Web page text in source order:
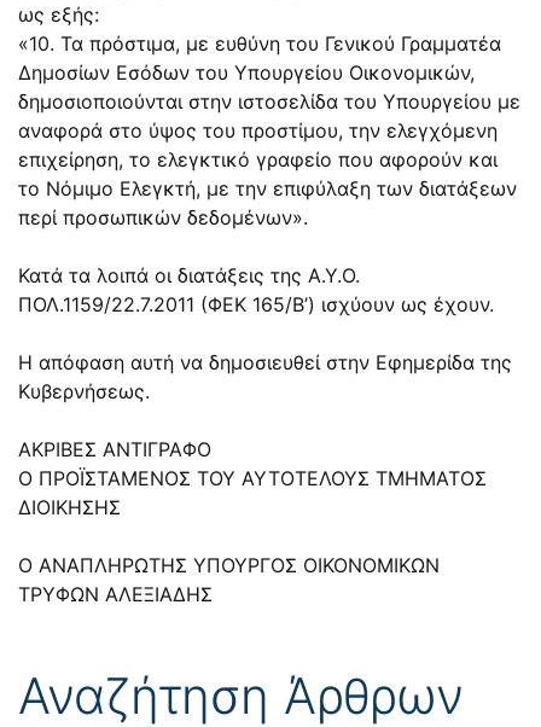
ως εξής:
«10. Τα πρόστιμα, με ευθύνη του Γενικού Γραμματέα
Δημοσίων Εσόδων του Υπουργείου Οικονομικών,
δημοσιοποιούνται στην ιστοσελίδα του Υπουργείου με
αναφορά στο ύψος του προστίμου, την ελεγχόμενη
επιχείρηση, το ελεγκτικό γραφείο που αφορούν και
το Νόμιμο Ελεγκτή, με την επιφύλαξη των διατάξεων
περί προσωπικών δεδομένων».
Κατά τα λοιπά οι διατάξεις της Α.Υ.Ο.
ΠΟΛ.1159/22.7.2011 (ΦΕΚ 165/Β’) ισχύουν ως έχουν.
Η απόφαση αυτή να δημοσιευθεί στην Εφημερίδα της
Κυβερνήσεως.
ΑΚΡΙΒΕΣ ΑΝΤΙΓΡΑΦΟ
Ο ΠΡΟΪΣΤΑΜΕΝΟΣ ΤΟΥ ΑΥΤΟΤΕΛΟΥΣ ΤΜΗΜΑΤΟΣ
ΔΙΟΙΚΗΣΗΣ
Ο ΑΝΑΠΛΗΡΩΤΗΣ ΥΠΟΥΡΓΟΣ ΟΙΚΟΝΟΜΙΚΩΝ
ΤΡΥΦΩΝ ΑΛΕΞΙΑΔΗΣ
Αναζήτηση Άρθρων